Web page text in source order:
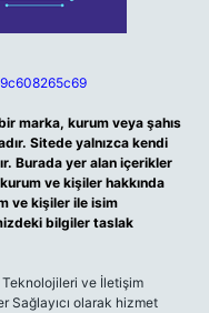
marka, kurum veya şahıs
Sitede yalnızca kendi
Burada yer alan içerikler
ve kişiler hakkında
ve kişiler ile isim
bilgiler taslak
Teknolojileri ve İletişim
Sağlayıcı olarak hizmet